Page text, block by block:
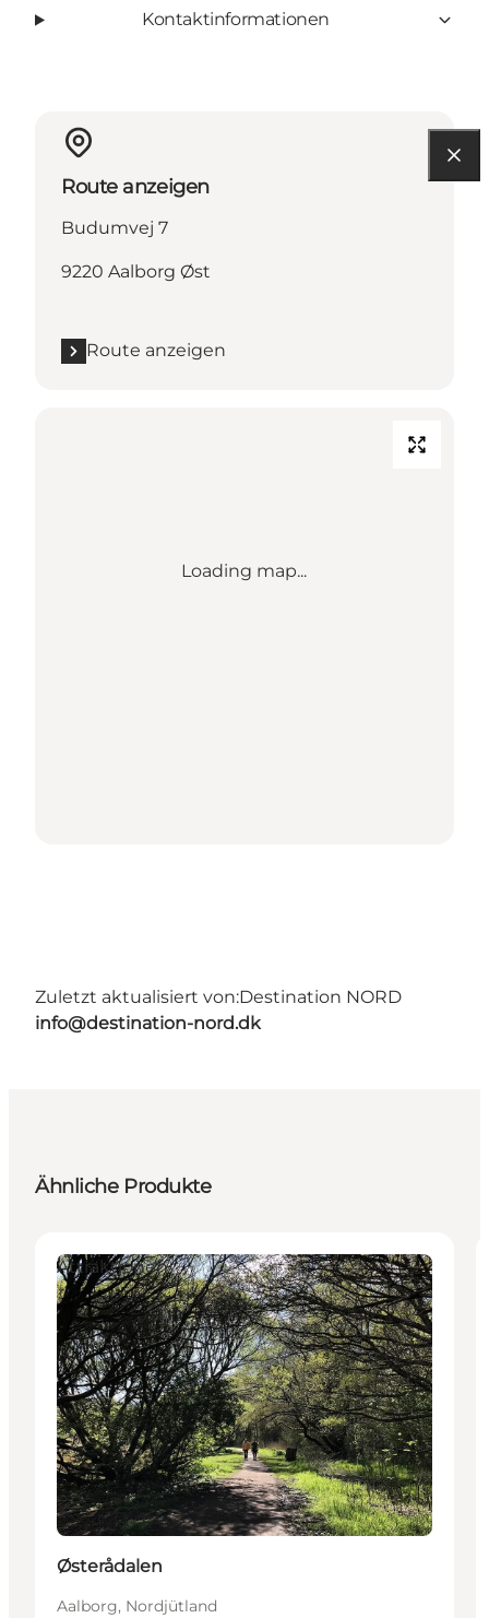
Kontaktinformationen
Route anzeigen
Budumvej 7
9220 Aalborg Øst
Route anzeigen
Loading map...
Zuletzt aktualisiert von:Destination NORD
info@destination-nord.dk
Ähnliche Produkte
Attraktionen
Østerådalen
Aalborg, Nordjütland